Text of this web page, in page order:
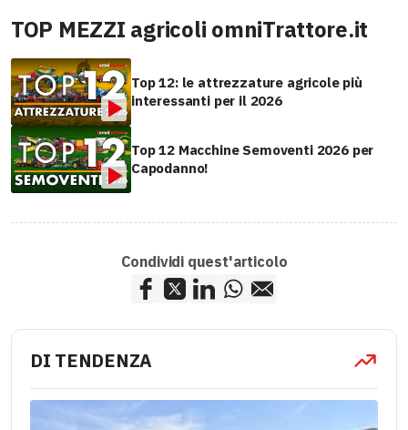
TOP MEZZI agricoli omniTrattore.it
Top 12: le attrezzature agricole più
interessanti per il 2026
Top 12 Macchine Semoventi 2026 per
Capodanno!
Condividi quest'articolo
DI TENDENZA